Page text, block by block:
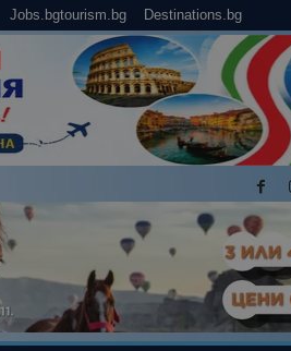
Jobs.bgtourism.bg Destinations.bg